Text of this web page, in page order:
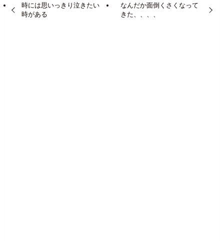
時には思いっきり泣きたい
時がある
なんだか面倒くさくなって
きた、、、、